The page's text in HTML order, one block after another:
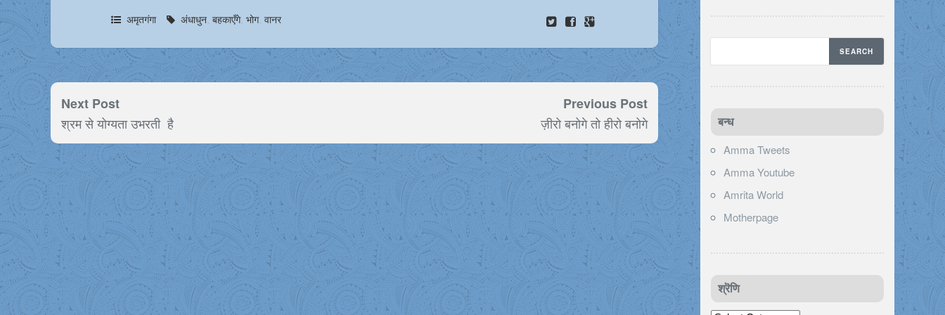
अमृतगंगा अंधाधुन,बहकाएँगे,भोग,वानर
Previous Post
ज़ीरो बनोगे तो हीरो बनोगे
Next Post
श्रम से योग्यता उभरती है
बन्ध
Amma Tweets
Amma Youtube
Amrita World
Motherpage
श्रॆणि